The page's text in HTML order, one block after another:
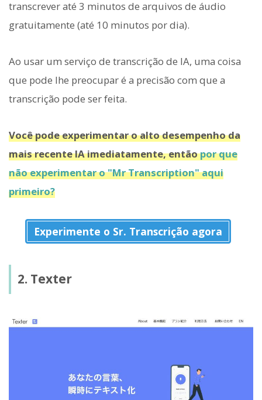
transcrever até 3 minutos de arquivos de áudio
gratuitamente (até 10 minutos por dia).
Ao usar um serviço de transcrição de IA, uma coisa
que pode lhe preocupar é a precisão com que a
transcrição pode ser feita.
Você pode experimentar o alto desempenho da
mais recente IA imediatamente, entãopor que
não experimentar o "Mr Transcription" aqui
primeiro?
Experimente o Sr. Transcrição agora
2. Texter